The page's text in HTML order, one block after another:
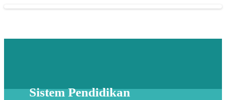
Sistem Pendidikan